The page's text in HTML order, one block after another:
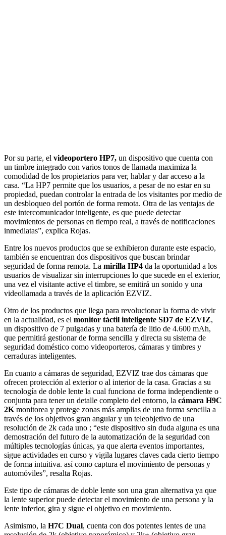
Por su parte, el videoportero HP7, un dispositivo que cuenta con
un timbre integrado con varios tonos de llamada maximiza la
comodidad de los propietarios para ver, hablar y dar acceso a la
casa. “La HP7 permite que los usuarios, a pesar de no estar en su
propiedad, puedan controlar la entrada de los visitantes por medio de
un desbloqueo del portón de forma remota. Otra de las ventajas de
este intercomunicador inteligente, es que puede detectar
movimientos de personas en tiempo real, a través de notificaciones
inmediatas”, explica Rojas.
Entre los nuevos productos que se exhibieron durante este espacio,
también se encuentran dos dispositivos que buscan brindar
seguridad de forma remota. La mirilla HP4 da la oportunidad a los
usuarios de visualizar sin interrupciones lo que sucede en el exterior,
una vez el visitante active el timbre, se emitirá un sonido y una
videollamada a través de la aplicación EZVIZ.
Otro de los productos que llega para revolucionar la forma de vivir
en la actualidad, es el monitor táctil inteligente SD7 de EZVIZ,
un dispositivo de 7 pulgadas y una batería de litio de 4.600 mAh,
que permitirá gestionar de forma sencilla y directa su sistema de
seguridad doméstico como videoporteros, cámaras y timbres y
cerraduras inteligentes.
En cuanto a cámaras de seguridad, EZVIZ trae dos cámaras que
ofrecen protección al exterior o al interior de la casa. Gracias a su
tecnología de doble lente la cual funciona de forma independiente o
conjunta para tener un detalle completo del entorno, la cámara H9C
2K monitorea y protege zonas más amplias de una forma sencilla a
través de los objetivos gran angular y un teleobjetivo de una
resolución de 2k cada uno ; “este dispositivo sin duda alguna es una
demostración del futuro de la automatización de la seguridad con
múltiples tecnologías únicas, ya que alerta eventos importantes,
sigue actividades en curso y vigila lugares claves cada cierto tiempo
de forma intuitiva. así como captura el movimiento de personas y
automóviles”, resalta Rojas.
Este tipo de cámaras de doble lente son una gran alternativa ya que
la lente superior puede detectar el movimiento de una persona y la
lente inferior, gira y sigue el objetivo en movimiento.
Asimismo, la H7C Dual, cuenta con dos potentes lentes de una